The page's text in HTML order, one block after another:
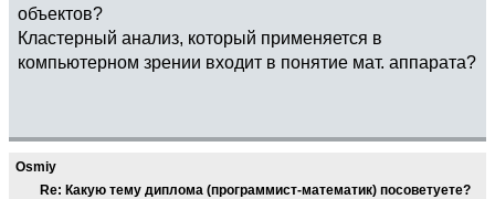
объектов?
Кластерный анализ, который применяется в
компьютерном зрении входит в понятие мат. аппарата?
Osmiy
Re: Какую тему диплома (программист-математик) посоветуете?